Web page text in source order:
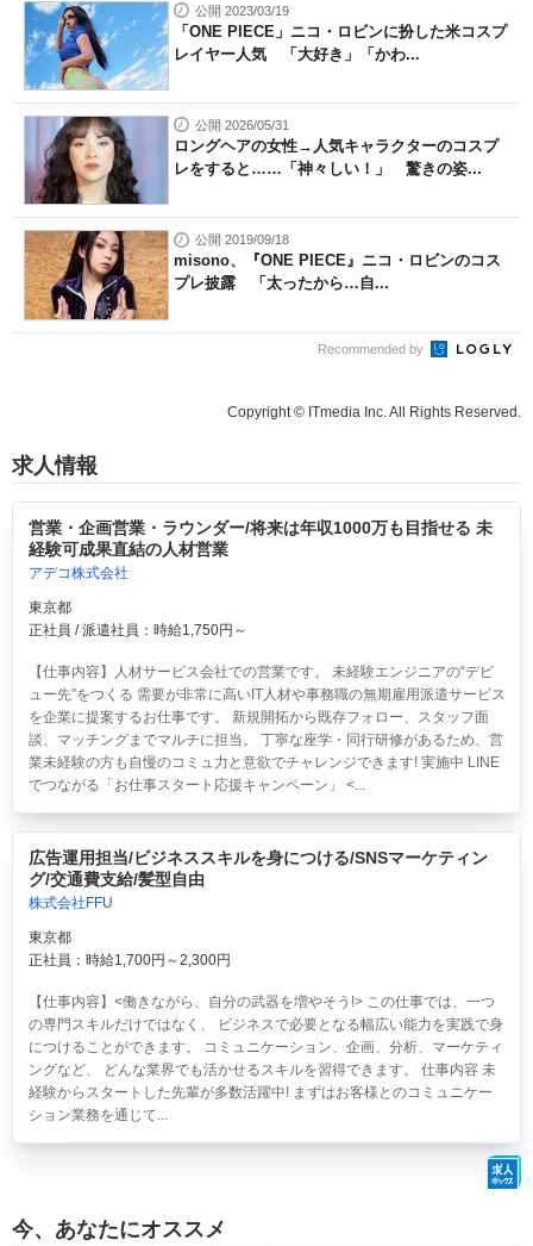
公開 2023/03/19
「ONE PIECE」ニコ・ロビンに扮した米コスプ
レイヤー人気 「大好き」「かわ...
公開 2026/05/31
ロングヘアの女性→人気キャラクターのコスプ
レをすると……「神々しい！」 驚きの姿...
公開 2019/09/18
misono、『ONE PIECE』ニコ・ロビンのコス
プレ披露 「太ったから…自...
Recommended by
Copyright © ITmedia Inc. All Rights Reserved.
求人情報
営業・企画営業・ラウンダー/将来は年収1000万も目指せる 未
経験可成果直結の人材営業
アデコ株式会社
東京都
正社員 / 派遣社員：時給1,750円～
【仕事内容】人材サービス会社での営業です。 未経験エンジニアの“デビ
ュー先”をつくる 需要が非常に高いIT人材や事務職の無期雇用派遣サービス
を企業に提案するお仕事です。 新規開拓から既存フォロー、スタッフ面
談、マッチングまでマルチに担当。 丁寧な座学・同行研修があるため、営
業未経験の方も自慢のコミュ力と意欲でチャレンジできます! 実施中 LINE
でつながる「お仕事スタート応援キャンペーン」 <...
広告運用担当/ビジネススキルを身につける/SNSマーケティン
グ/交通費支給/髪型自由
株式会社FFU
東京都
正社員：時給1,700円～2,300円
【仕事内容】<働きながら、自分の武器を増やそう!> この仕事では、一つ
の専門スキルだけではなく、 ビジネスで必要となる幅広い能力を実践で身
につけることができます。 コミュニケーション、企画、分析、マーケティ
ングなど、 どんな業界でも活かせるスキルを習得できます。 仕事内容 未
経験からスタートした先輩が多数活躍中! まずはお客様とのコミュニケー
ション業務を通じて...
今、あなたにオススメ